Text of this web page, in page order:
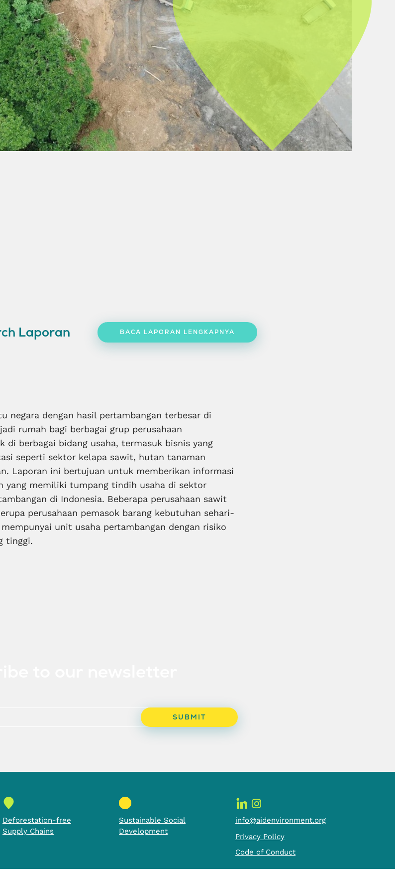
Laporan BACA LAPORAN LENGKAPNYA
negara dengan hasil pertambangan terbesar di
rumah bagi berbagai grup perusahaan
di berbagai bidang usaha, termasuk bisnis yang
seperti sektor kelapa sawit, hutan tanaman
Laporan ini bertujuan untuk memberikan informasi
yang memiliki tumpang tindih usaha di sektor
di Indonesia. Beberapa perusahaan sawit
perusahaan pemasok barang kebutuhan sehari-
unit usaha pertambangan dengan risiko
tinggi.
Deforestation-free
Supply Chains
Sustainable Social
Development
info@aidenvironment.org
Privacy Policy
Code of Conduct